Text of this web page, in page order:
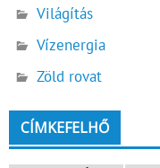
Világítás
Vízenergia
Zöld rovat
CÍMKEFELHŐ